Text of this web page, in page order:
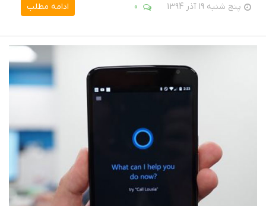
پنج شنبه 19 آذر 1394 0 ادامه مطلب